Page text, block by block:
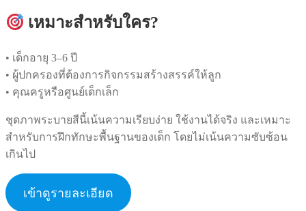
เหมาะสำหรับใคร?
• เด็กอายุ 3–6 ปี
• ผู้ปกครองที่ต้องการกิจกรรมสร้างสรรค์ให้ลูก
• คุณครูหรือศูนย์เด็กเล็ก
ชุดภาพระบายสีนี้เน้นความเรียบง่าย ใช้งานได้จริง และเหมาะ
สำหรับการฝึกทักษะพื้นฐานของเด็ก โดยไม่เน้นความซับซ้อน
เกินไป
เข้าดูรายละเอียด